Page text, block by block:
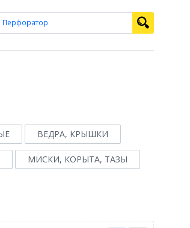
Перфоратор
ВЕДРА, КРЫШКИ
МИСКИ, КОРЫТА, ТАЗЫ